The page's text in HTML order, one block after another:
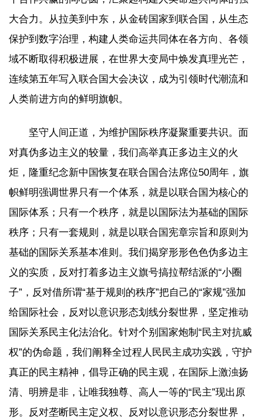
大合力。从拉美到中东，从金砖国家到联合国，从生态
保护到数字治理，构建人类命运共同体在各方向、各领
域不断取得积极进展，在世界大变局中焕发真理光芒，
连续第五年写入联合国大会决议，成为引领时代潮流和
人类前进方向的鲜明旗帜。
坚守人间正道，为维护国际秩序凝聚重要共识。面
对真伪多边主义的较量，我们高举真正多边主义的火
炬，隆重纪念新中国恢复在联合国合法席位50周年，旗
帜鲜明强调世界只有一个体系，就是以联合国为核心的
国际体系；只有一个秩序，就是以国际法为基础的国际
秩序；只有一套规则，就是以联合国宪章宗旨和原则为
基础的国际关系基本准则。我们揭穿形形色色伪多边主
义的实质，反对打着多边主义旗号搞拉帮结派的“小圈
子”，反对借所谓“基于规则的秩序”把自己的“家规”强加
给国际社会，反对以意识形态划线分裂世界，坚定推动
国际关系民主化法治化。针对个别国家炮制“民主对抗威
权”的伪命题，我们阐释全过程人民民主成功实践，守护
真正的民主精神，倡导正确的民主观，在国际上激浊扬
清、明辨是非，让唯我独尊、高人一等的“民主”现出原
形。反对垄断民主定义权、反对以意识形态分裂世界，